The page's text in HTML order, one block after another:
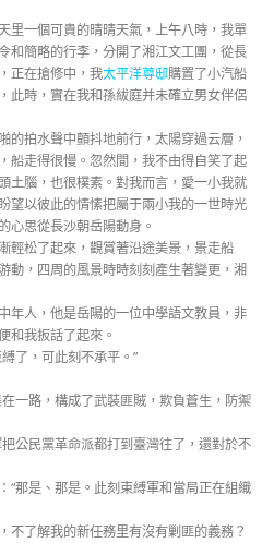
里一個可貴的晴晴天氣，上午八時，我單
和簡略的行李，分開了湘江文工團，從長
正在搶修中，我太平洋尊邸購置了小汽船
此時，實在我和孫紱庭并未確立男女伴侶
的拍水聲中顫抖地前行，太陽穿過云層，
船走得很慢。忽然間，我不由得自笑了起
土腦，也很樸素。對我而言，愛一小我就
望以彼此的情愫把屬于兩小我的一世時光
心思從長沙朝岳陽動身。
輕松了起來，觀賞著沿途美景，景走船
動，四周的風景時時刻刻產生著變更，湘
年人，他是岳陽的一位中學語文教員，非
和我扳話了起來。
了，可此刻不承平。”
一路，構成了武裝匪賊，欺負蒼生，防禦
公民黨革命派都打到臺灣往了，還對於不
“那是、那是。此刻束縛軍和當局正在組織
不了解我的新任務里有沒有剿匪的義務？